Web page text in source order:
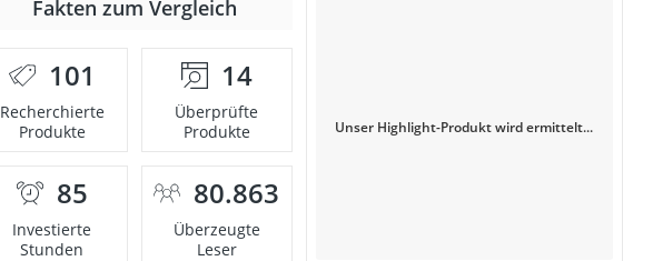
Fakten zum Vergleich
101
Recherchierte
Produkte
14
Überprüfte
Produkte
85
Investierte
Stunden
80.863
Überzeugte
Leser
Unser Highlight-Produkt wird ermittelt...